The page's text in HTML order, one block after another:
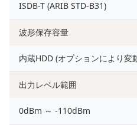
ISDB-T (ARIB STD-B31)
波形保存容量
内蔵HDD (オプションにより変
出力レベル範囲
0dBm ～ -110dBm